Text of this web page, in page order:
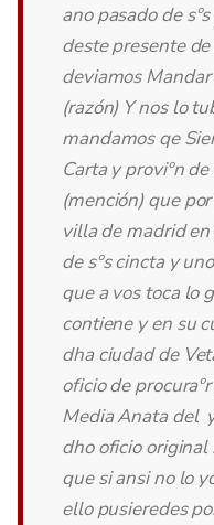
ano pasado de
deste presente
deviamos Mandar
(razón) Y nos lo
mandamos qe
Carta y proviºn
(mención) que
villa de madrid
de sºs cincta y
que a vos toca lo
contiene y en su
dha ciudad de
oficio de
Media Anata del
dho oficio original
que si ansi no lo
ello pusieredes